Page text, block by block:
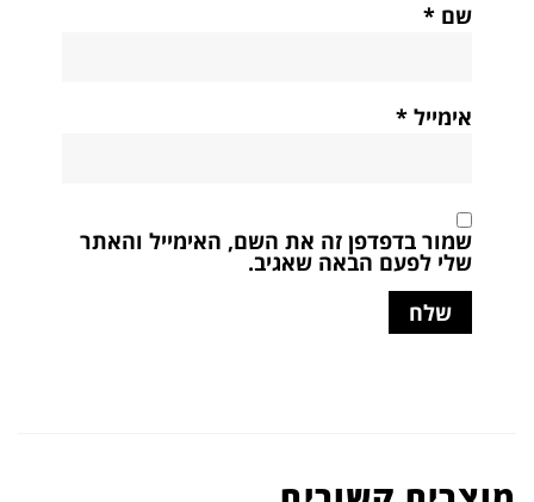
שם *
אימייל *
שמור בדפדפן זה את השם, האימייל והאתר
שלי לפעם הבאה שאגיב.